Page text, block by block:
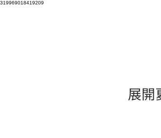
319969018419209
展開